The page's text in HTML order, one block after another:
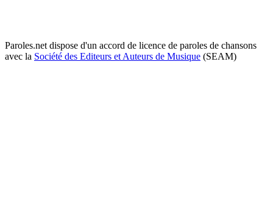
Paroles.net dispose d'un accord de licence de paroles de chansons
avec la Société des Editeurs et Auteurs de Musique (SEAM)